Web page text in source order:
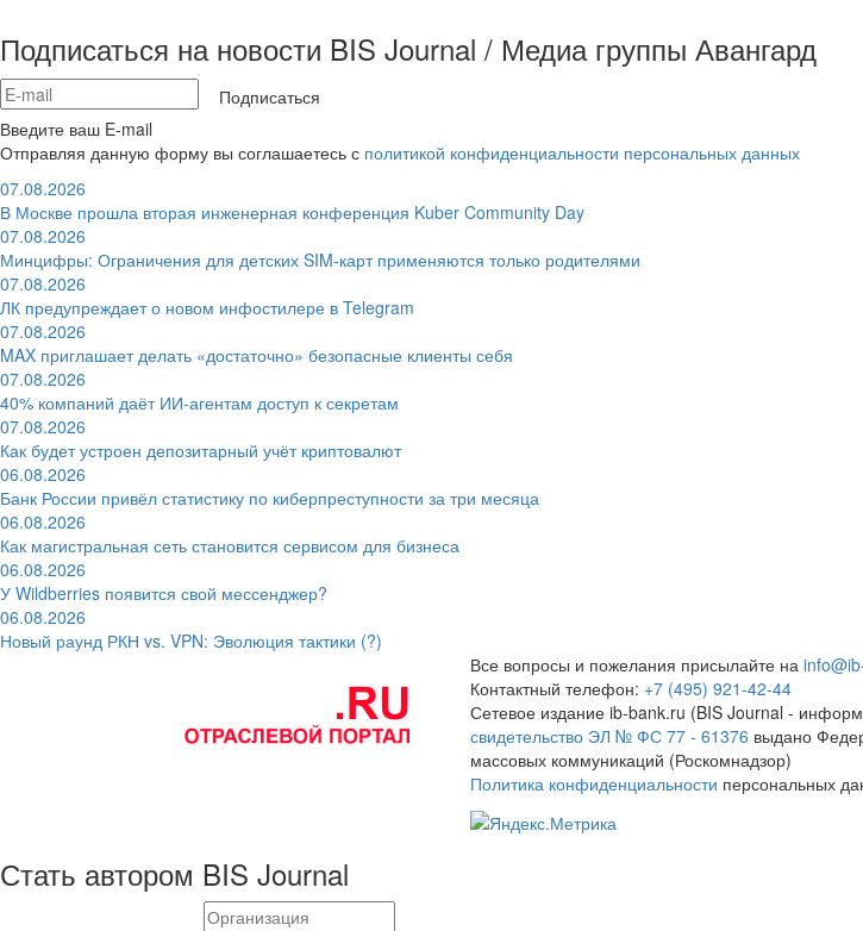
Подписаться на новости BIS Journal / Медиа группы Авангард
Подписаться
Введите ваш E-mail
Отправляя данную форму вы соглашаетесь с политикой конфиденциальности персональных данных
07.08.2026
В Москве прошла вторая инженерная конференция Kuber Community Day
07.08.2026
Минцифры: Ограничения для детских SIM-карт применяются только родителями
07.08.2026
ЛК предупреждает о новом инфостилере в Telegram
07.08.2026
MAX приглашает делать «достаточно» безопасные клиенты себя
07.08.2026
40% компаний даёт ИИ‑агентам доступ к секретам
07.08.2026
Как будет устроен депозитарный учёт криптовалют
06.08.2026
Банк России привёл статистику по киберпреступности за три месяца
06.08.2026
Как магистральная сеть становится сервисом для бизнеса
06.08.2026
У Wildberries появится свой мессенджер?
06.08.2026
Новый раунд РКН vs. VPN: Эволюция тактики (?)
Все вопросы и пожелания присылайте на
Контактный телефон: +7 (495) 921-42-44
Сетевое издание ib-bank.ru (BIS Journal -
свидетельство ЭЛ № ФС 77 - 61376 выдано
массовых коммуникаций (Роскомнадзор)
Политика конфиденциальности персональных
Стать автором BIS Journal